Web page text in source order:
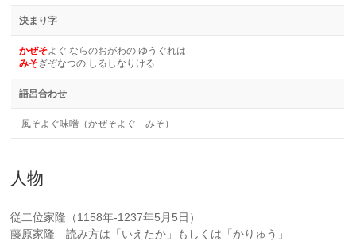
決まり字
かぜそよぐ ならのおがわの ゆうぐれは
みそぎぞなつの しるしなりける
語呂合わせ
風そよぐ味噌（かぜそよぐ みそ）
人物
従二位家隆（1158年-1237年5月5日）
藤原家隆 読み方は「いえたか」もしくは「かりゅう」